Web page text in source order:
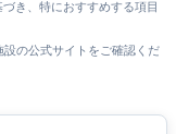
き、特におすすめする項目
の公式サイトをご確認くだ